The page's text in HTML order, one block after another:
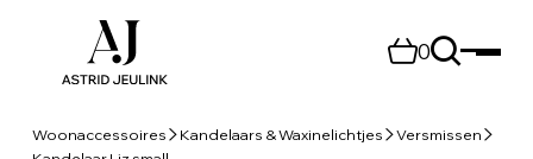
0
Woonaccessoires Kandelaars & Waxinelichtjes
Versmissen